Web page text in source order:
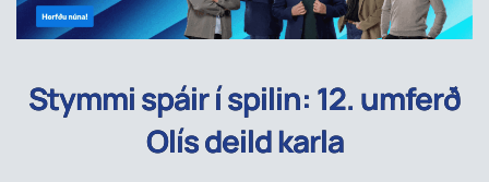
Stymmi spáir í spilin: 12. umferð
Olís deild karla